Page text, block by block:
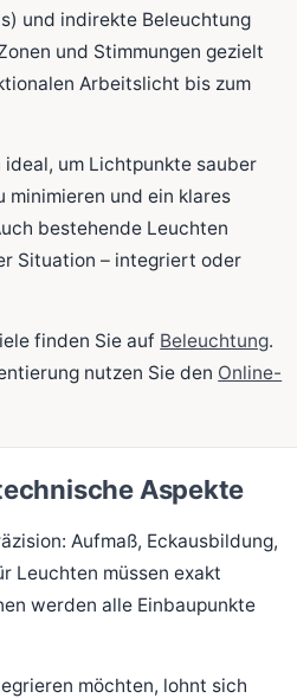
und indirekte Beleuchtung
und Stimmungen gezielt
Arbeitslicht bis zum
um Lichtpunkte sauber
minimieren und ein klares
bestehende Leuchten
Situation – integriert oder
finden Sie auf Beleuchtung.
nutzen Sie den Online-
Aspekte
Aufmaß, Eckausbildung,
Leuchten müssen exakt
werden alle Einbaupunkte
möchten, lohnt sich